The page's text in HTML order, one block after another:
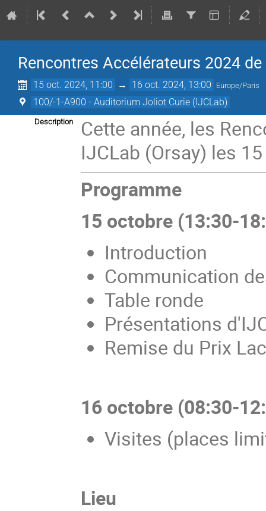
Rencontres Accélérateurs 2024 de
15 oct. 2024, 11:00 → 16 oct. 2024, 13:00 Europe/Paris
100/-1-A900 - Auditorium Joliot Curie (IJCLab)
Description
Cette année, les
IJCLab (Orsay) les
Programme
15 octobre (13:30-
Introduction
Communication
Table ronde
Présentations
Remise du Prix
16 octobre (08:30-
Visites (places
Lieu